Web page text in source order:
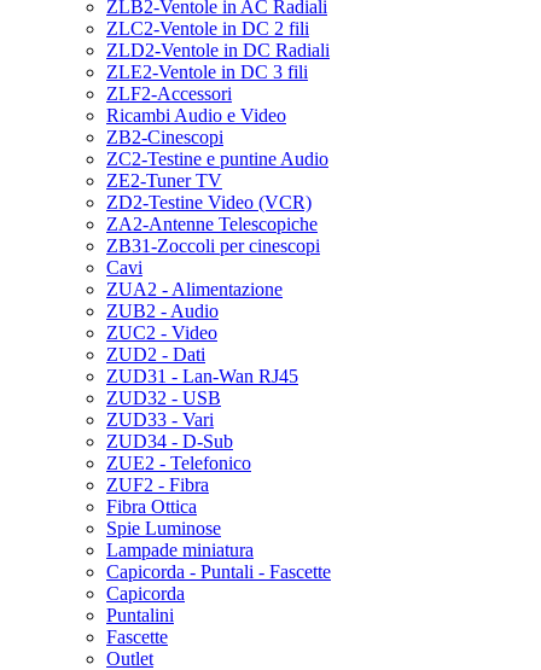
ZLB2-Ventole in AC Radiali
ZLC2-Ventole in DC 2 fili
ZLD2-Ventole in DC Radiali
ZLE2-Ventole in DC 3 fili
ZLF2-Accessori
Ricambi Audio e Video
ZB2-Cinescopi
ZC2-Testine e puntine Audio
ZE2-Tuner TV
ZD2-Testine Video (VCR)
ZA2-Antenne Telescopiche
ZB31-Zoccoli per cinescopi
Cavi
ZUA2 - Alimentazione
ZUB2 - Audio
ZUC2 - Video
ZUD2 - Dati
ZUD31 - Lan-Wan RJ45
ZUD32 - USB
ZUD33 - Vari
ZUD34 - D-Sub
ZUE2 - Telefonico
ZUF2 - Fibra
Fibra Ottica
Spie Luminose
Lampade miniatura
Capicorda - Puntali - Fascette
Capicorda
Puntalini
Fascette
Outlet